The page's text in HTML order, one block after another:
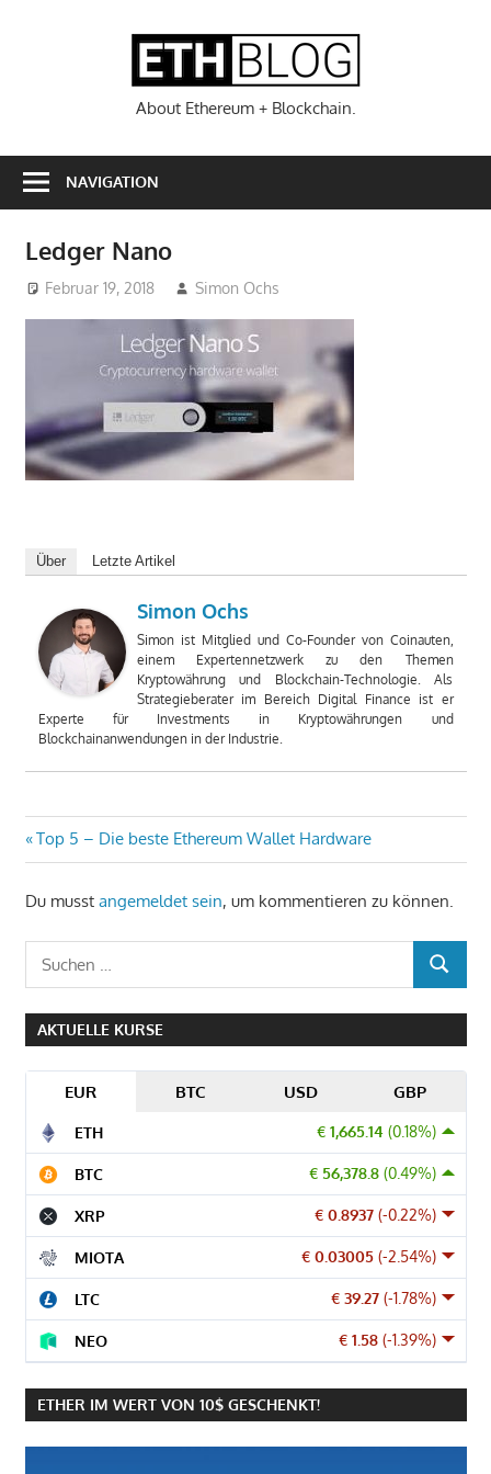
About Ethereum + Blockchain.
NAVIGATION
Ledger Nano
Februar 19, 2018 Simon Ochs
Über Letzte Artikel
Simon Ochs
Simon ist Mitglied und Co-Founder von Coinauten,
einem Expertennetzwerk zu den Themen
Kryptowährung und Blockchain-Technologie. Als
Strategieberater im Bereich Digital Finance ist er
Experte für Investments in Kryptowährungen und
Blockchainanwendungen in der Industrie.
Beitragsnavigation
Vorheriger
Beitrag:
Top 5 – Die beste Ethereum Wallet Hardware
Du musst angemeldet sein, um kommentieren zu können.
SUCHEN
AKTUELLE KURSE
EUR BTC USD GBP
€ 1,665.14 (0.18%)
ETH
€ 56,378.8 (0.49%)
BTC
€ 0.8937 (-0.22%)
XRP
€ 0.03005 (-2.54%)
MIOTA
€ 39.27 (-1.78%)
LTC
€ 1.58 (-1.39%)
NEO
ETHER IM WERT VON 10$ GESCHENKT!